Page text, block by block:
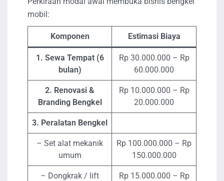
mobil:
Komponen Estimasi Biaya
1. Sewa Tempat (6
bulan)
Rp 30.000.000 – Rp
60.000.000
2. Renovasi &
Branding Bengkel
Rp 10.000.000 – Rp
20.000.000
3. Peralatan Bengkel
– Set alat mekanik
umum
Rp 100.000.000 – Rp
150.000.000
– Dongkrak / lift
Rp 15.000.000 – Rp